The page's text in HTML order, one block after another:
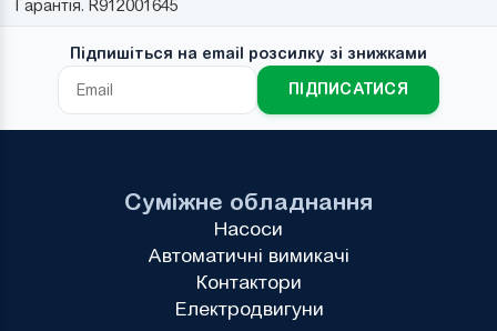
Гарантія. R912001645
Підпишіться на email розсилку зі знижками
ПІДПИСАТИСЯ
Суміжне обладнання
Насоси
Автоматичні вимикачі
Контактори
Електродвигуни